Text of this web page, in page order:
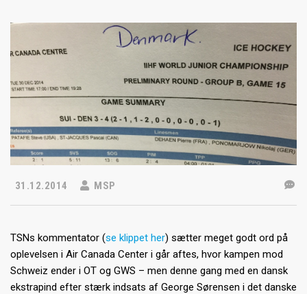
31.12.2014 MSP
TSNs kommentator (se klippet her) sætter meget godt ord på
oplevelsen i Air Canada Center i går aftes, hvor kampen mod
Schweiz ender i OT og GWS – men denne gang med en dansk
ekstrapind efter stærk indsats af George Sørensen i det danske